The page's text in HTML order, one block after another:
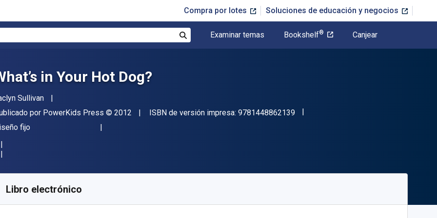
Compra por lotes Soluciones de educación y negocios
Examinar temas Bookshelf® Canjear
in Your Hot Dog?
Sullivan
por PowerKids Press Copyright
© 2012 ISBN de versión impresa: 9781448862139"ISBN-13 9781448862139"
fijo
Libro electrónico